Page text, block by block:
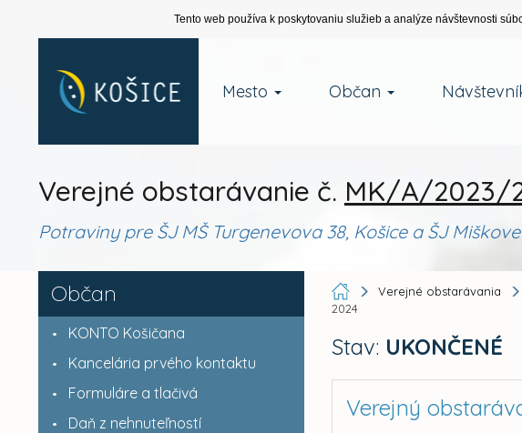
Tento web používa k poskytovaniu služieb a analýze návštevnosti
Mesto Občan
Verejné obstarávanie č. MK/A/2023/
Potraviny pre ŠJ MŠ Turgenevova 38, Košice a ŠJ
Občan
KONTO Košičana
Kancelária prvého kontaktu
Formuláre a tlačivá
Daň z nehnuteľností
Verejné obstarávania
2024
Stav: UKONČENÉ
Verejný